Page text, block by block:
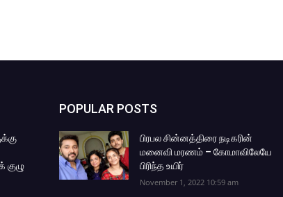
குழு
POPULAR POSTS
பிரபல சின்னத்திரை நடிகரின்
மனைவி மரணம் – கோமாவிலேயே
பிரிந்த உயிர்
November 1, 2022 10:59 am